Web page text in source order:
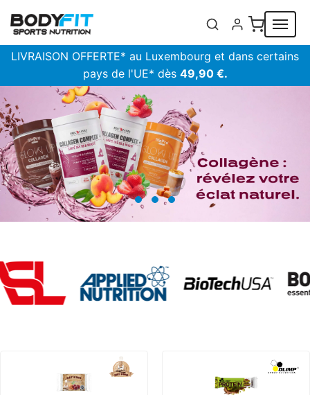
LIVRAISON OFFERTE* au Luxembourg et dans certains
pays de l'UE* dès 49,90 €.